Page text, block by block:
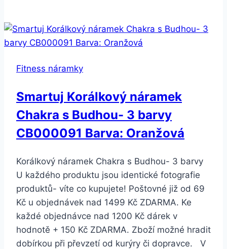
Chakra
s
slona
štěstí
SSB105
Fitness náramky
Smartuj Korálkový náramek
Chakra s Budhou- 3 barvy
CB000091 Barva: Oranžová
Korálkový náramek Chakra s Budhou- 3 barvy
U každého produktu jsou identické fotografie
produktů- víte co kupujete! Poštovné již od 69
Kč u objednávek nad 1499 Kč ZDARMA. Ke
každé objednávce nad 1200 Kč dárek v
hodnotě + 150 Kč ZDARMA. Zboží možné hradit
dobírkou při převzetí od kurýry či dopravce. V